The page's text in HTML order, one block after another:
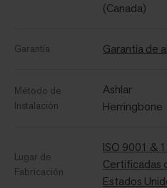
(Canada)
Garantía Garantía de
Método de
Instalación
Ashlar
Herringbone
Lugar de
Fabricación
ISO 9001 &
Certificadas
Estados